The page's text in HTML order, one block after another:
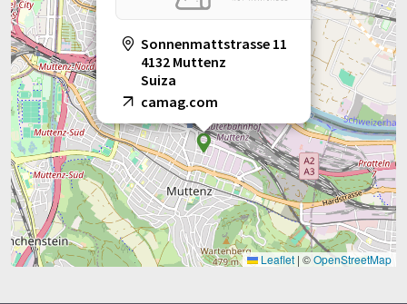
Sonnenmattstrasse 11
4132 Muttenz
Suiza
camag.com
Leaflet | ©OpenStreetMap